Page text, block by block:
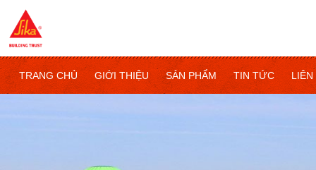
TRANG CHỦ GIỚI THIỆU SẢN PHẨM TIN TỨC LIÊN